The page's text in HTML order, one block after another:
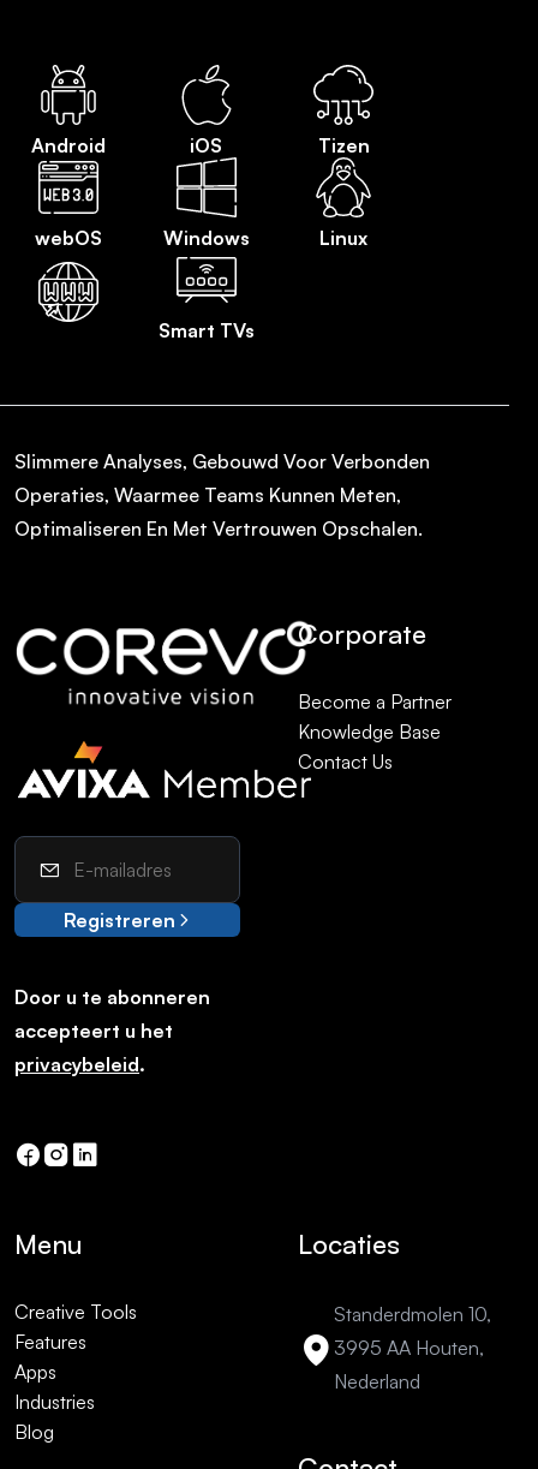
Android iOS Tizen
webOS Windows Linux
Smart TVs
Slimmere Analyses, Gebouwd Voor Verbonden
Operaties, Waarmee Teams Kunnen Meten,
Optimaliseren En Met Vertrouwen Opschalen.
Registreren
Door u te abonneren
accepteert u het
privacybeleid.
Corporate
Become a Partner
Knowledge Base
Contact Us
Menu
Creative Tools
Features
Apps
Industries
Blog
Locaties
Standerdmolen 10,
3995 AA Houten,
Nederland